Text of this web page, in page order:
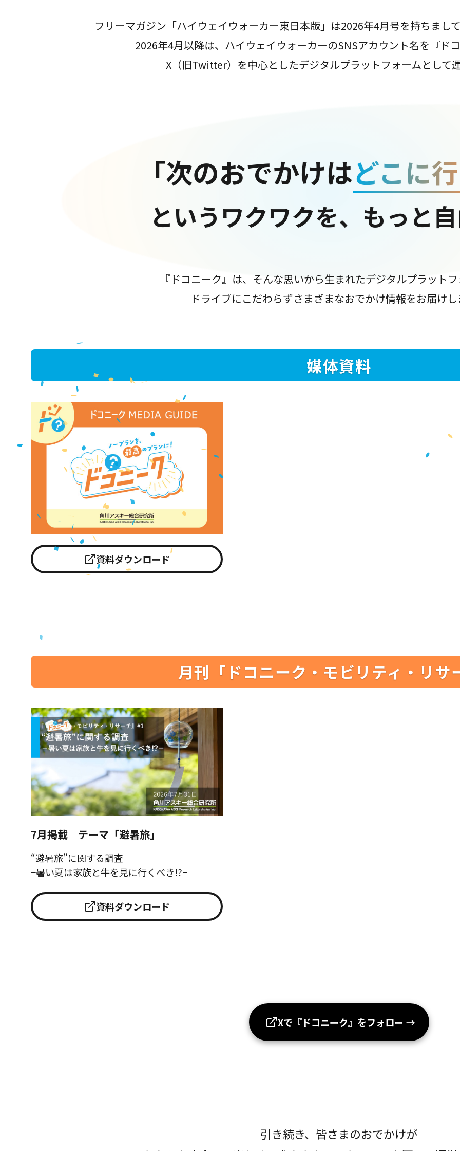
フリーマガジン「ハイウェイウォーカー東日本版」は2026年4月号を持ちまし
2026年4月以降は、ハイウェイウォーカーのSNSアカウント名を『ド
X（旧Twitter）を中心としたデジタルプラットフォームとして
「次のおでかけはどこに
というワクワクを、もっと
『ドコニーク』は、そんな思いから生まれたデジタルプラット
ドライブにこだわらずさまざまなおでかけ情報をお届け
媒体資料
資料ダウンロード
月刊「ドコニーク・モビリティ・リサ
7月掲載 テーマ「避暑旅」
“避暑旅”に関する調査
−暑い夏は家族と牛を見に行くべき!?−
資料ダウンロード
Xで『ドコニーク』をフォロー →
引き続き、皆さまのおでかけが